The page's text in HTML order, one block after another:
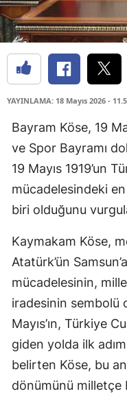
YAYINLAMA: 18 Mayıs 2026 -
Bayram Köse, 19
ve Spor Bayramı
19 Mayıs 1919’un
mücadelesindeki
biri olduğunu
Kaymakam Köse,
Atatürk’ün
mücadelesinin,
iradesinin sembolü
Mayıs’ın, Türkiye
giden yolda ilk
belirten Köse, bu
dönümünü milletçe